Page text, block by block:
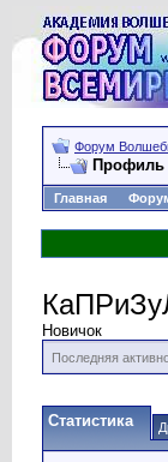
Форум
Профиль
Главная
Новичок
Последняя
Статистика